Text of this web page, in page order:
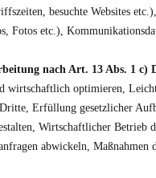
besuchte Websites
Fotos etc.),
nach Art. 13 Abs. 1 c)
wirtschaftlich optimieren,
Erfüllung gesetzlicher
Wirtschaftlicher Betrieb
abwickeln, Maßnahmen